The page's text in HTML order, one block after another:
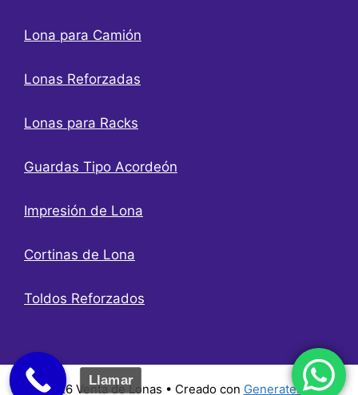
Lona para Camión
Lonas Reforzadas
Lonas para Racks
Guardas Tipo Acordeón
Impresión de Lona
Cortinas de Lona
Toldos Reforzados
© 2026 Venta de Lonas • Creado con GeneratePress
Llamar